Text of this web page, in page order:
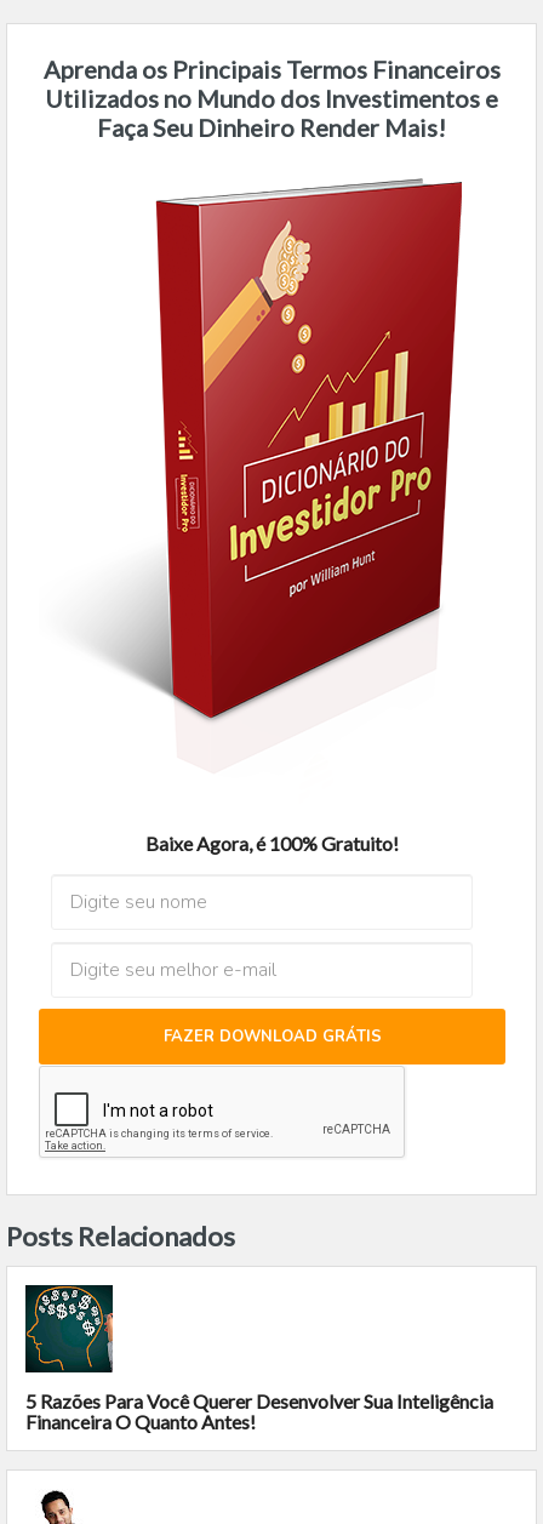
Aprenda os Principais Termos Financeiros
Utilizados no Mundo dos Investimentos e
Faça Seu Dinheiro Render Mais!
Baixe Agora, é 100% Gratuito!
FAZER DOWNLOAD GRÁTIS
Posts Relacionados
5 Razões Para Você Querer Desenvolver Sua Inteligência
Financeira O Quanto Antes!